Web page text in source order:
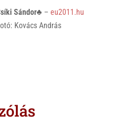
Sándor♣ – eu2011.hu
Kovács András